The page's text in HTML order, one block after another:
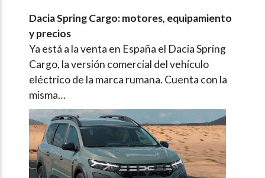
Dacia Spring Cargo: motores, equipamiento
y precios
Ya está a la venta en España el Dacia Spring
Cargo, la versión comercial del vehículo
eléctrico de la marca rumana. Cuenta con la
misma…